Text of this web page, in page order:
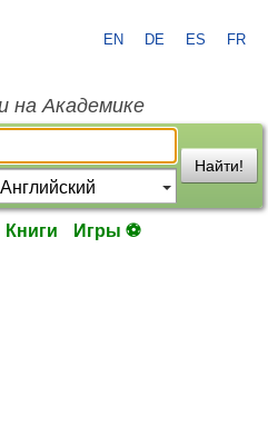
EN DE ES FR
на Академике
Найти!
Книги Игры ⚽